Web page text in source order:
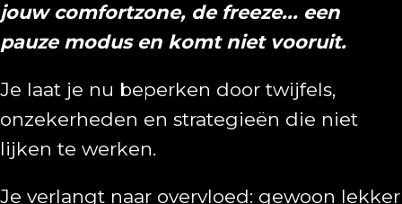
jouw comfortzone, de freeze... een
pauze modus en komt niet vooruit.
Je laat je nu beperken door twijfels,
onzekerheden en strategieën die niet
lijken te werken.
Je verlangt naar overvloed: gewoon lekker